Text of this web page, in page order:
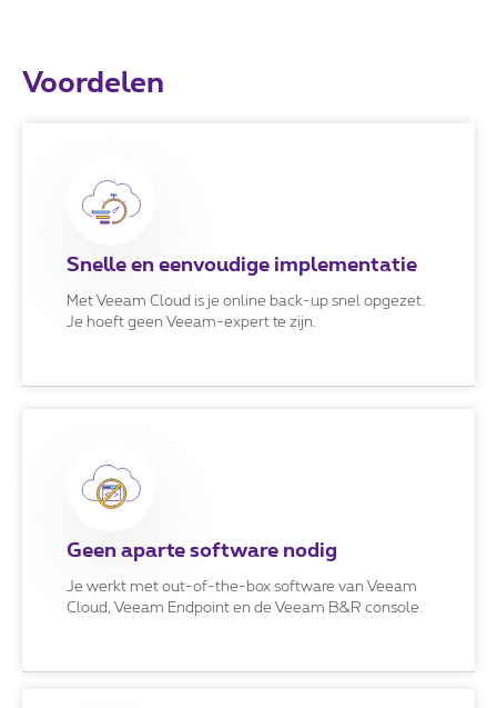
Voordelen
Snelle en eenvoudige implementatie
Met Veeam Cloud is je online back-up snel opgezet.
Je hoeft geen Veeam-expert te zijn.
Geen aparte software nodig
Je werkt met out-of-the-box software van Veeam
Cloud, Veeam Endpoint en de Veeam B&R console.